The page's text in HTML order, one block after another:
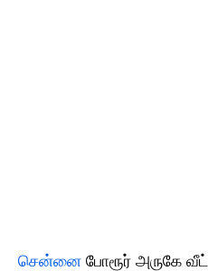
சென்னை போரூர் அருகே